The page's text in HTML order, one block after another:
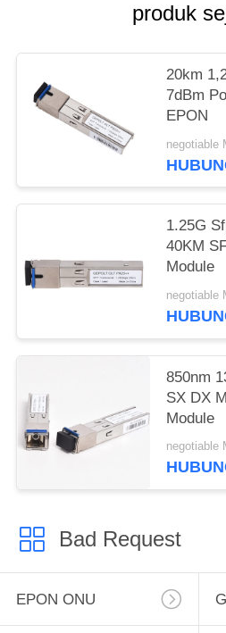
produk
20km
7dBm
EPON
negotiable
1.25G
40KM
Module
negotiable
850nm
SX DX
Module
negotiable
Bad Request
EPON ONU